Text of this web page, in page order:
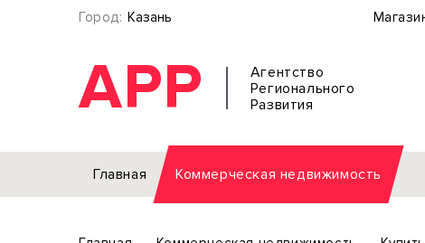
Город: Казань
АРР
Агентство
Регионального
Развития
Главная Коммерческая недвижимость